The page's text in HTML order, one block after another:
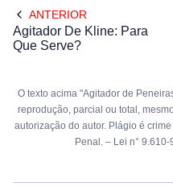
ANTERIOR
Agitador De Kline: Para
Que Serve?
O texto acima "Agitador de
reprodução, parcial ou total,
autorização do autor. Plágio é
Penal. – Lei n°